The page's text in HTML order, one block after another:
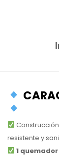
resistente y
1